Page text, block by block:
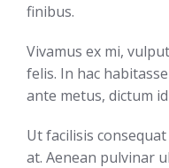
finibus.
Vivamus ex mi,
felis. In hac
ante metus, dictum
Ut facilisis
at. Aenean pulvinar